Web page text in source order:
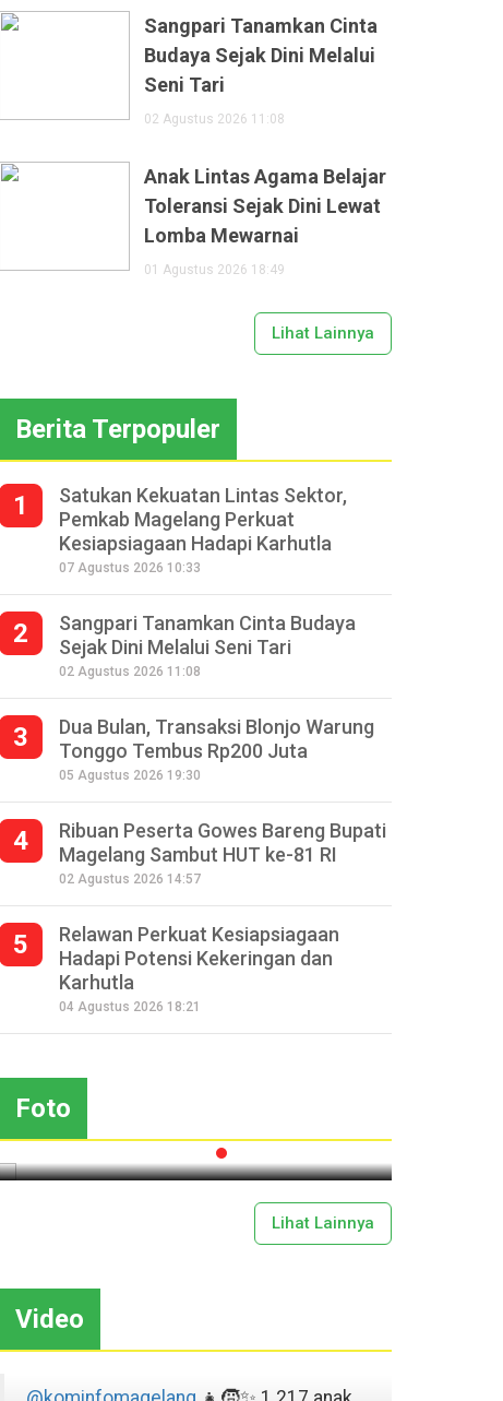
Sangpari Tanamkan Cinta
Budaya Sejak Dini Melalui
Seni Tari
02 Agustus 2026 11:08
Anak Lintas Agama Belajar
Toleransi Sejak Dini Lewat
Lomba Mewarnai
01 Agustus 2026 18:49
Lihat Lainnya
Berita Terpopuler
1
Satukan Kekuatan Lintas Sektor,
Pemkab Magelang Perkuat
Kesiapsiagaan Hadapi Karhutla
07 Agustus 2026 10:33
2
Sangpari Tanamkan Cinta Budaya
Sejak Dini Melalui Seni Tari
02 Agustus 2026 11:08
3
Dua Bulan, Transaksi Blonjo Warung
Tonggo Tembus Rp200 Juta
05 Agustus 2026 19:30
4
Ribuan Peserta Gowes Bareng Bupati
Magelang Sambut HUT ke-81 RI
02 Agustus 2026 14:57
5
Relawan Perkuat Kesiapsiagaan
Hadapi Potensi Kekeringan dan
Karhutla
04 Agustus 2026 18:21
Foto
Seperempat Abad Perhelatan
Festival Lima Gunung XXV
Lihat Lainnya
Video